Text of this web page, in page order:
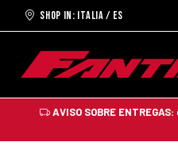
Shop in: ITALIA / ES
AVISO SOBRE ENTREGAS: